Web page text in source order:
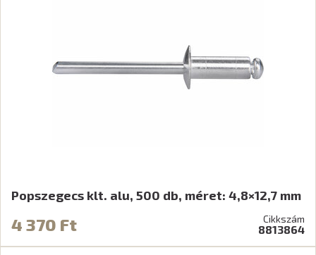
Popszegecs klt. alu, 500 db, méret: 4,8×12,7 mm
4 370 Ft Cikkszám
8813864